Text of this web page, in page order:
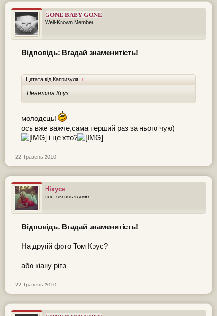
GONE BABY GONE
Well-Known Member
Відповідь: Вгадай знаменитість!
Цитата від Капризуля: ↑
Пенелопа Круз
молодець!
ось вже важче,сама перший раз за нього чую)
і це хто?
22 Травень 2010
Нікуся
постою послухаю...
Відповідь: Вгадай знаменитість!
На другій фото Том Крус?
або кіану рівз
22 Травень 2010